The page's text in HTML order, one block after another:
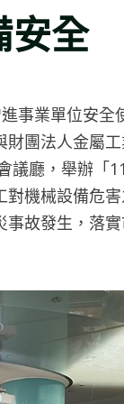
安全
業單位安全
團法人金屬
議廳，舉辦「
機械設備危
故發生，落